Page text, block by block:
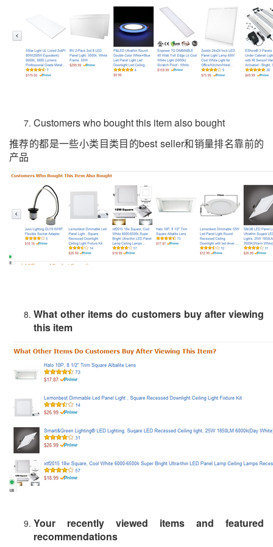
Customers who bought this item also bought
推荐的都是一些小类目类目的best seller和销量排名靠前的
产品
What other items do customers buy after viewing
this item
Your recently viewed items and featured
recommendations